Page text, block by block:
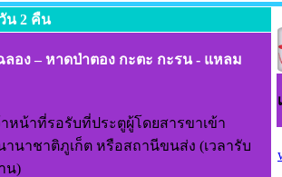
น 2 คืน
อง – หาดป่าตอง กะตะ กะรน - แหลม
าหน้าที่รอรับที่ประตูผู้โดยสารขาเข้า
นาชาติภูเก็ต หรือสถานีขนส่ง (เวลารับ
น)